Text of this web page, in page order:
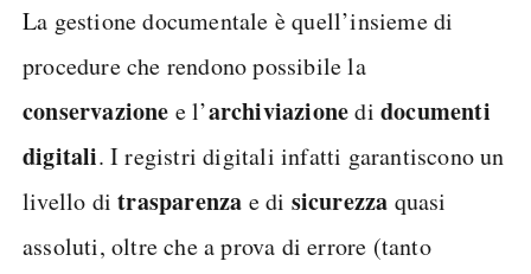
La gestione documentale è quell’insieme di
procedure che rendono possibile la
conservazione e l’archiviazionedidocumenti
digitali. I registri digitali infatti garantiscono un
livello ditrasparenza e di sicurezza quasi
assoluti, oltre che a prova di errore (tanto